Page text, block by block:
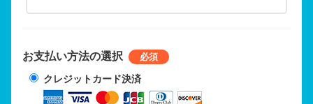
お支払い方法の選択
クレジットカード決済